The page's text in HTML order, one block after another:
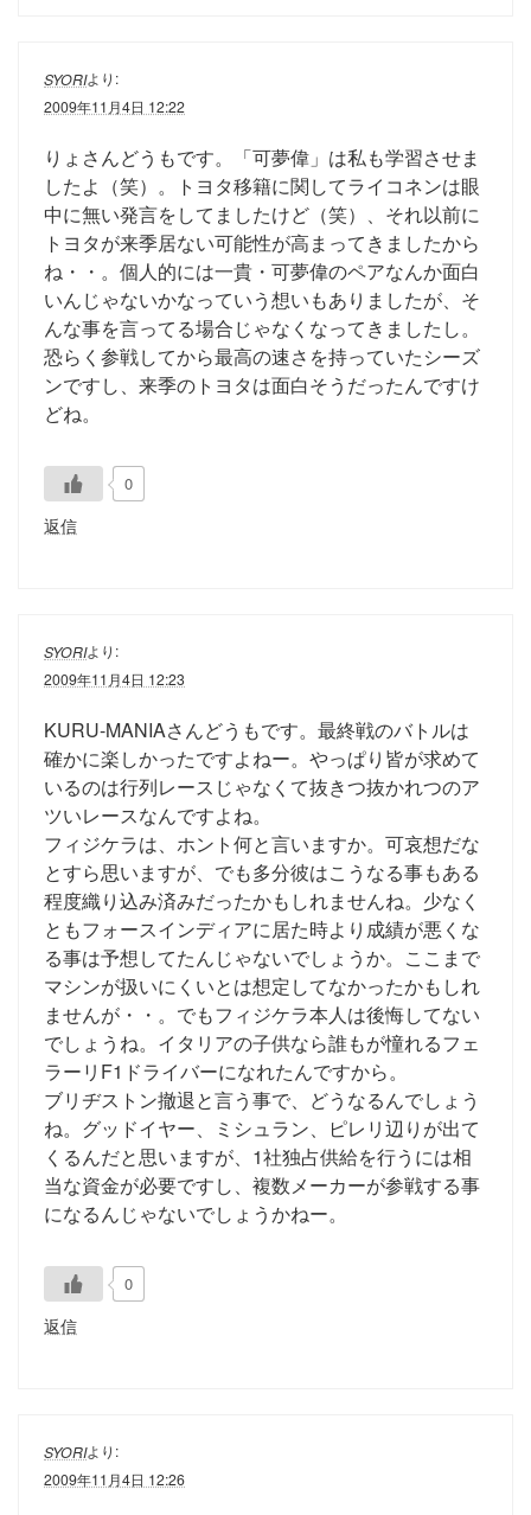
SYORIより:
2009年11月4日 12:22
りょさんどうもです。「可夢偉」は私も学習させま
したよ（笑）。トヨタ移籍に関してライコネンは眼
中に無い発言をしてましたけど（笑）、それ以前に
トヨタが来季居ない可能性が高まってきましたから
ね・・。個人的には一貴・可夢偉のペアなんか面白
いんじゃないかなっていう想いもありましたが、そ
んな事を言ってる場合じゃなくなってきましたし。
恐らく参戦してから最高の速さを持っていたシーズ
ンですし、来季のトヨタは面白そうだったんですけ
どね。
0
返信
SYORIより:
2009年11月4日 12:23
KURU-MANIAさんどうもです。最終戦のバトルは
確かに楽しかったですよねー。やっぱり皆が求めて
いるのは行列レースじゃなくて抜きつ抜かれつのア
ツいレースなんですよね。
フィジケラは、ホント何と言いますか。可哀想だな
とすら思いますが、でも多分彼はこうなる事もある
程度織り込み済みだったかもしれませんね。少なく
ともフォースインディアに居た時より成績が悪くな
る事は予想してたんじゃないでしょうか。ここまで
マシンが扱いにくいとは想定してなかったかもしれ
ませんが・・。でもフィジケラ本人は後悔してない
でしょうね。イタリアの子供なら誰もが憧れるフェ
ラーリF1ドライバーになれたんですから。
ブリヂストン撤退と言う事で、どうなるんでしょう
ね。グッドイヤー、ミシュラン、ピレリ辺りが出て
くるんだと思いますが、1社独占供給を行うには相
当な資金が必要ですし、複数メーカーが参戦する事
になるんじゃないでしょうかねー。
0
返信
SYORIより:
2009年11月4日 12:26